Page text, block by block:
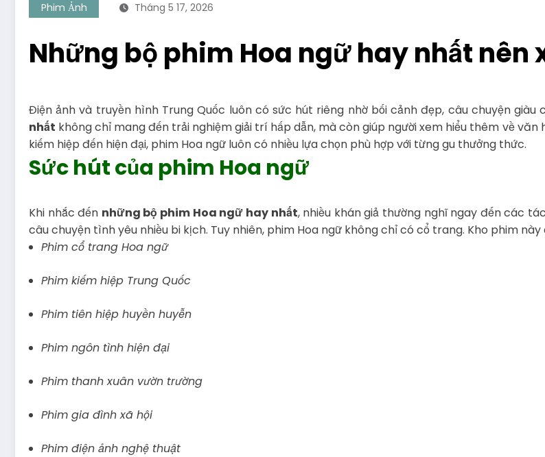
Phim Ảnh Tháng 5 17, 2026
Những bộ phim Hoa ngữ hay nhất nên
Điện ảnh và truyền hình Trung Quốc luôn có sức hút riêng nhờ bối cảnh đẹp, câu chuyện giàu
nhất không chỉ mang đến trải nghiệm giải trí hấp dẫn, mà còn giúp người xem hiểu thêm về
kiếm hiệp đến hiện đại, phim Hoa ngữ luôn có nhiều lựa chọn phù hợp với từng gu thưởng thức.
Sức hút của phim Hoa ngữ
Khi nhắc đến những bộ phim Hoa ngữ hay nhất, nhiều khán giả thường nghĩ ngay đến các
câu chuyện tình yêu nhiều bi kịch. Tuy nhiên, phim Hoa ngữ không chỉ có cổ trang. Kho phim
Phim cổ trang Hoa ngữ
Phim kiếm hiệp Trung Quốc
Phim tiên hiệp huyền huyễn
Phim ngôn tình hiện đại
Phim thanh xuân vườn trường
Phim gia đình xã hội
Phim điện ảnh nghệ thuật